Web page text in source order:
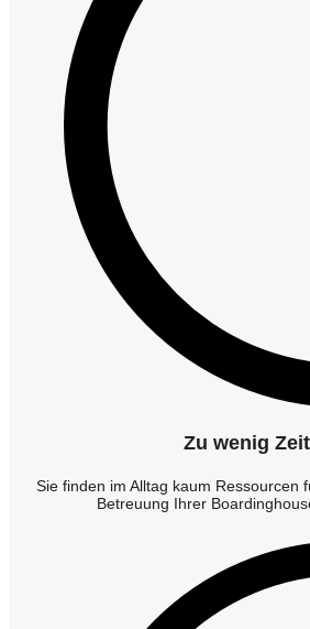
Zu wenig Zeit
Sie finden im Alltag kaum Ressourcen
Betreuung Ihrer